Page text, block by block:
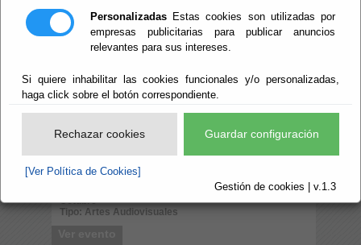
Personalizadas Estas cookies son utilizadas por
empresas publicitarias para publicar anuncios
relevantes para sus intereses.
Si quiere inhabilitar las cookies funcionales y/o personalizadas,
haga click sobre el botón correspondiente.
Rechazar cookies Guardar configuración
[Ver Política de Cookies]
Gestión de cookies | v.1.3
Tipo: Artes Audiovisuales
Ver evento
FICAL 2026-
INSCRIPCIONES DEL
CERTAMEN
NACIONAL DE
'ÓPERA PRIMA'
Del : 28/07/2026 Al: 06/10/2026
Lugar: Almería
Perido: 07 - Julio;08 - Agosto;09 - Septiembre;10 -
Octubre
Tipo: Artes Audiovisuales